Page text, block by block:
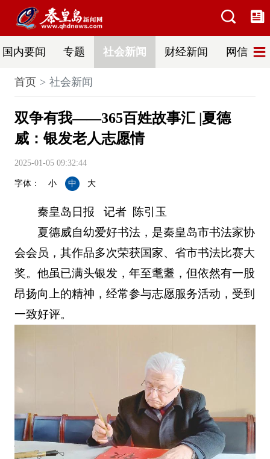
国内要闻 专题 社会新闻 财经新闻 网信普法
首页 社会新闻
双争有我——365百姓故事汇 |夏德
威：银发老人志愿情
2025-01-05 09:32:44
字体： 小 中 大
秦皇岛日报 记者 陈引玉
夏德威自幼爱好书法，是秦皇岛市书法家协
会会员，其作品多次荣获国家、省市书法比赛大
奖。他虽已满头银发，年至耄耋，但依然有一股
昂扬向上的精神，经常参与志愿服务活动，受到
一致好评。